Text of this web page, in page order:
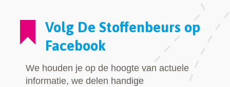
Volg De Stoffenbeurs op
Facebook
We houden je op de hoogte van actuele
informatie, we delen handige